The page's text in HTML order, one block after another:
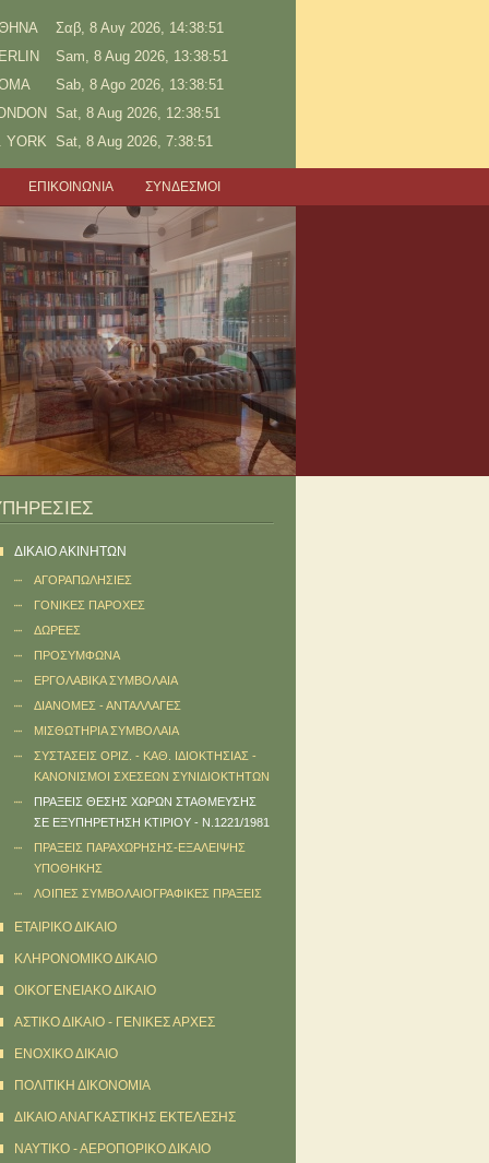
Σαβ, 8 Αυγ 2026, 14:38:51
Sam, 8 Aug 2026, 13:38:51
Sab, 8 Ago 2026, 13:38:51
Sat, 8 Aug 2026, 12:38:51
YORK Sat, 8 Aug 2026, 7:38:51
ΕΠΙΚΟΙΝΩΝΙΑ ΣΥΝΔΕΣΜΟΙ
ΔΙΚΑΙΟ ΑΚΙΝΗΤΩΝ
ΑΓΟΡΑΠΩΛΗΣΙΕΣ
ΓΟΝΙΚΕΣ ΠΑΡΟΧΕΣ
ΔΩΡΕΕΣ
ΠΡΟΣΥΜΦΩΝΑ
ΕΡΓΟΛΑΒΙΚΑ ΣΥΜΒΟΛΑΙΑ
ΔΙΑΝΟΜΕΣ - ΑΝΤΑΛΛΑΓΕΣ
ΜΙΣΘΩΤΗΡΙΑ ΣΥΜΒΟΛΑΙΑ
ΣΥΣΤΑΣΕΙΣ ΟΡΙΖ. - ΚΑΘ. ΙΔΙΟΚΤΗΣΙΑΣ -
ΚΑΝΟΝΙΣΜΟΙ ΣΧΕΣΕΩΝ ΣΥΝΙΔΙΟΚΤΗΤΩΝ
ΠΡΑΞΕΙΣ ΘΕΣΗΣ ΧΩΡΩΝ ΣΤΑΘΜΕΥΣΗΣ
ΣΕ ΕΞΥΠΗΡΕΤΗΣΗ ΚΤΙΡΙΟΥ - Ν.1221/1981
ΠΡΑΞEIΣ ΠΑΡΑΧΩΡΗΣΗΣ-ΕΞΑΛΕΙΨΗΣ
ΥΠΟΘΗΚΗΣ
ΛΟΙΠΕΣ ΣΥΜΒΟΛΑΙΟΓΡΑΦΙΚΕΣ ΠΡΑΞΕΙΣ
ΕΤΑΙΡIΚΟ ΔΙΚΑΙΟ
ΚΛΗΡΟΝΟΜΙΚΟ ΔΙΚΑΙΟ
OIKOΓΕΝΕΙΑΚΟ ΔΙΚΑΙΟ
ΑΣΤΙΚΟ ΔΙΚΑΙΟ - ΓΕΝΙΚΕΣ ΑΡΧΕΣ
ΕΝΟΧΙΚΟ ΔΙΚΑΙΟ
ΠΟΛΙΤΙΚΗ ΔΙΚΟΝΟΜΙΑ
ΔΙΚΑΙΟ ΑΝΑΓΚΑΣΤΙΚΗΣ ΕΚΤΕΛΕΣΗΣ
ΝΑΥΤΙΚΟ - ΑΕΡΟΠΟΡΙΚΟ ΔΙΚΑΙΟ